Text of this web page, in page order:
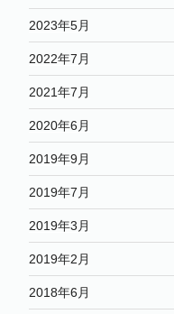
2023年5月
2022年7月
2021年7月
2020年6月
2019年9月
2019年7月
2019年3月
2019年2月
2018年6月